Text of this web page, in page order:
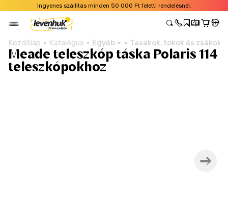
Ingyenes szállítás minden 50 000 Ft feletti rendelésnél.
Kezdőlap Katalógus Egyéb Tasakok, tokok és zsákok
Meade teleszkóp táska Polaris 114
teleszkópokhoz